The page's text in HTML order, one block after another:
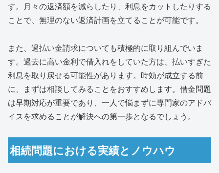
す。月々の返済額を減らしたり、利息をカットしたりする
ことで、無理のない返済計画を立てることが可能です。
また、過払い金請求についても積極的に取り組んでいま
す。過去に高い金利で借入れをしていた方は、払いすぎた
利息を取り戻せる可能性があります。時効が成立する前
に、まずは相談してみることをおすすめします。借金問題
は早期対応が重要であり、一人で悩まずに専門家のアドバ
イスを求めることが解決への第一歩となるでしょう。
相続問題における実績とノウハウ